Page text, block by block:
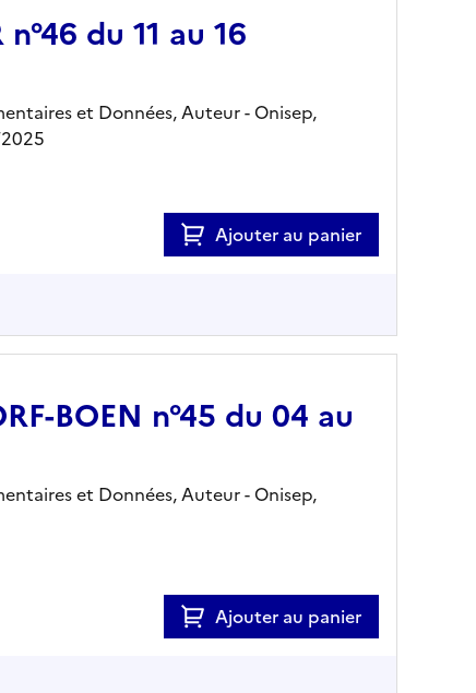
du 11 au 16
et Données, Auteur - Onisep,
Ajouter au panier
BOEN n°45 du 04 au
et Données, Auteur - Onisep,
Ajouter au panier